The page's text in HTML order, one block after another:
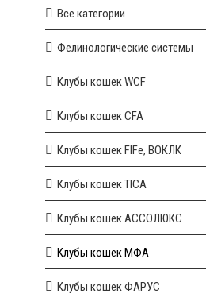
Все категории
Фелинологические системы
Клубы кошек WCF
Клубы кошек CFA
Клубы кошек FIFe, ВОКЛК
Клубы кошек TICA
Клубы кошек АССОЛЮКС
Клубы кошек МФА
Клубы кошек ФАРУС